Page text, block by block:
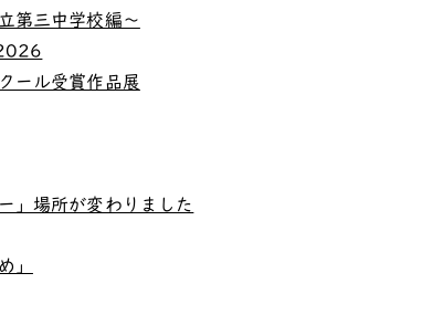
第三中学校編～
ール受賞作品展
」場所が変わりました
」